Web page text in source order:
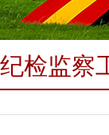
纪检监察